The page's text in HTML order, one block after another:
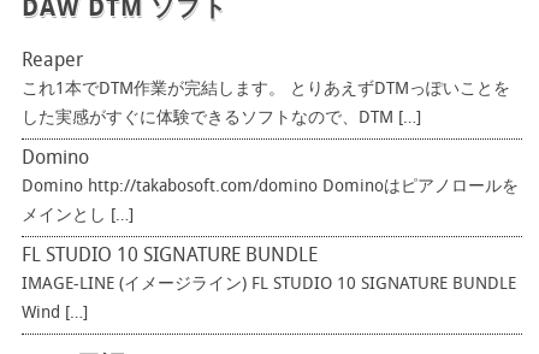
DAW DTM ソフト
Reaper
これ1本でDTM作業が完結します。 とりあえずDTMっぽいことを
した実感がすぐに体験できるソフトなので、DTM […]
Domino
Domino http://takabosoft.com/domino Dominoはピアノロールを
メインとし […]
FL STUDIO 10 SIGNATURE BUNDLE
IMAGE-LINE (イメージライン) FL STUDIO 10 SIGNATURE BUNDLE
Wind […]